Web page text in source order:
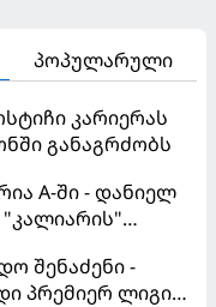
პოპულარული
კარიერას
განაგრძობს
A-ში - დანიელ
შენაძენი -
პრემიერ ლიგის